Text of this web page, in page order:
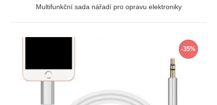
Multifunkční sada nářadí pro opravu elektroniky
-35%